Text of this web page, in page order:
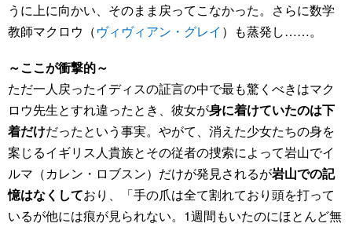
うに上に向かい、そのまま戻ってこなかった。さらに数学
教師マクロウ（ヴィヴィアン・グレイ ）も蒸発し……。
～ここが衝撃的～
ただ一人戻ったイディスの証言の中で最も驚くべきはマク
ロウ先生とすれ違ったとき、彼女が身に着けていたのは下
着だけだったという事実。やがて、消えた少女たちの身を
案じるイギリス人貴族とその従者の捜索によって岩山でイ
ルマ（カレン・ロブスン）だけが発見されるが岩山での記
憶はなくしており、「手の爪は全て割れており頭を打って
いるが他には痕が見られない。1週間もいたのにほとんど無